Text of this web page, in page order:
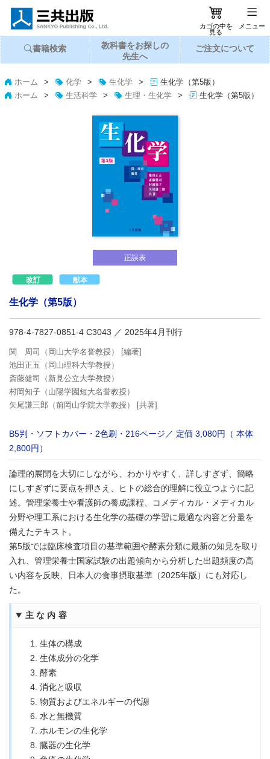
カゴの中を
見る
メニュー
書籍検索 教科書をお探しの
先生へ
ご注文について
ホーム > 化学 > 生化学 >
生化学（第5版）
ホーム
> 生活科学 > 生理・生化学 > 生化学（第5版）
正誤表
生化学（第5版）
978-4-7827-0851-4 C3043 ／ 2025年4月刊行
関 周司（岡山大学名誉教授） [編著]
池田正五（岡山理科大学教授）
斎藤健司（新見公立大学教授）
村岡知子（山陽学園短大名誉教授）
矢尾謙三郎（前岡山学院大学教授） [共著]
B5判・ソフトカバー・2色刷・216ページ／ 定価 3,080円（ 本体
2,800円）
論理的展開を大切にしながら、わかりやすく、詳しすぎず、簡略
にしすぎずに要点を押さえ、ヒトの総合的理解に役立つように記
述。管理栄養士や看護師の養成課程、コメディカル・メディカル
分野や理工系における生化学の基礎の学習に最適な内容と分量を
備えたテキスト。
第5版では臨床検査項目の基準範囲や酵素分類に最新の知見を取り
入れ、管理栄養士国家試験の出題傾向から分析した出題頻度の高
い内容を反映、日本人の食事摂取基準（2025年版）にも対応し
た。
主な内容
生体の構成
生体成分の化学
酵素
消化と吸収
物質およびエネルギーの代謝
水と無機質
ホルモンの生化学
臓器の生化学